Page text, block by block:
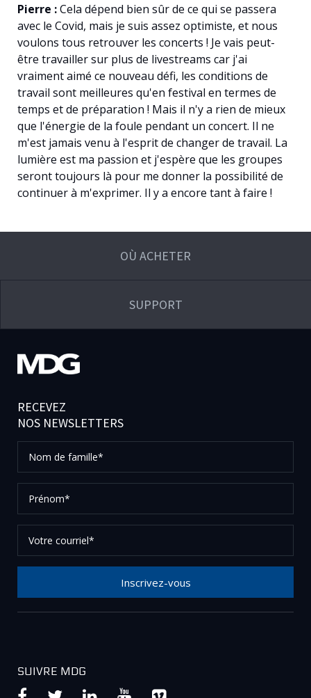
Pierre :Cela dépend bien sûr de ce qui se passera
avec le Covid, mais je suis assez optimiste, et nous
voulons tous retrouver les concerts ! Je vais peut-
être travailler sur plus de livestreams car j'ai
vraiment aimé ce nouveau défi, les conditions de
travail sont meilleures qu'en festival en termes de
temps et de préparation ! Mais il n'y a rien de mieux
que l'énergie de la foule pendant un concert. Il ne
m'est jamais venu à l'esprit de changer de travail. La
lumière est ma passion et j'espère que les groupes
seront toujours là pour me donner la possibilité de
continuer à m'exprimer. Il y a encore tant à faire !
OÙ ACHETER
SUPPORT
RECEVEZ
NOS NEWSLETTERS
de
famille*
courriel*
Inscrivez-vous
SUIVRE MDG